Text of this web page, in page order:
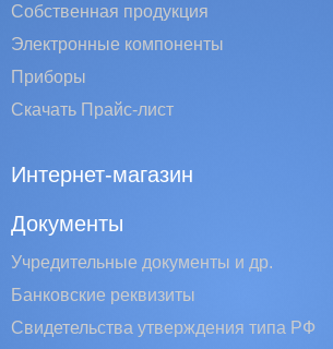
Собственная продукция
Электронные компоненты
Приборы
Скачать Прайс-лист
Интернет-магазин
Документы
Учредительные документы и др.
Банковские реквизиты
Свидетельства утверждения типа РФ